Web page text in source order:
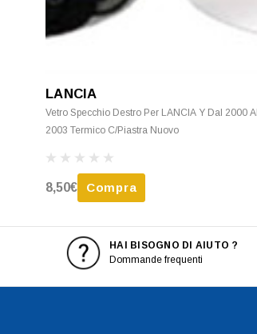
LANCIA
Vetro Specchio Destro Per LANCIA Y Dal 2000 Al
2003 Termico C/Piastra Nuovo
8,50€ Compra
HAI BISOGNO DI AIUTO ?
Dommande frequenti